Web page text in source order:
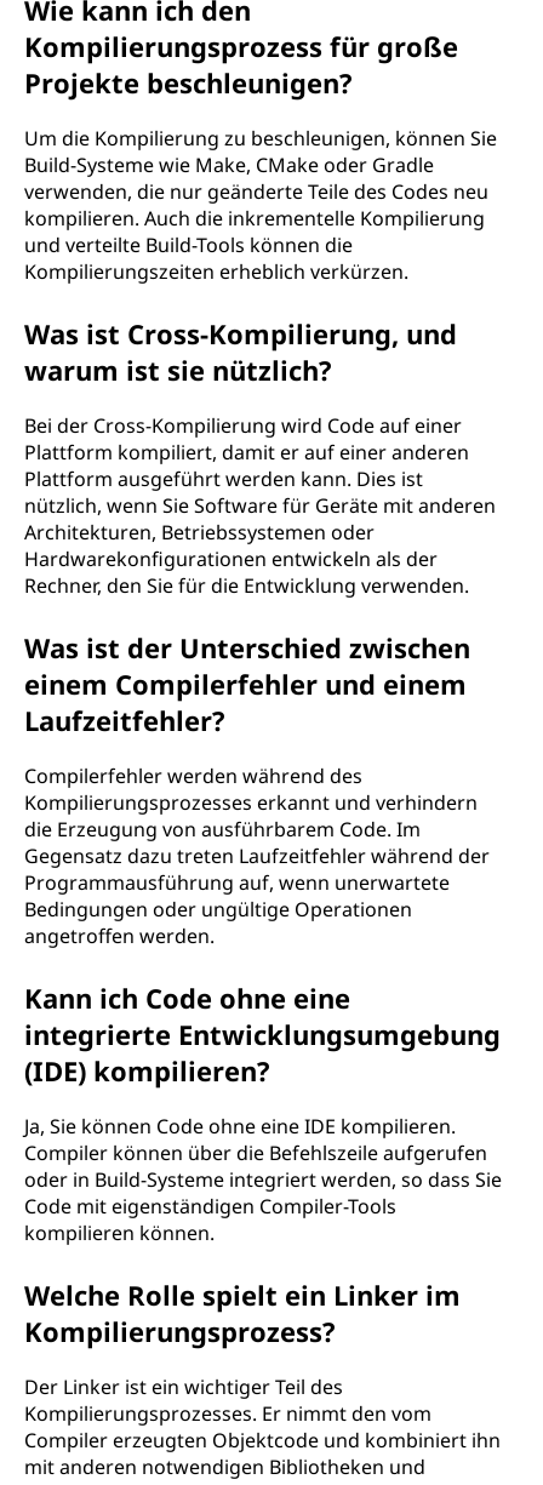
Wie kann ich den
Kompilierungsprozess für große
Projekte beschleunigen?
Um die Kompilierung zu beschleunigen, können Sie
Build-Systeme wie Make, CMake oder Gradle
verwenden, die nur geänderte Teile des Codes neu
kompilieren. Auch die inkrementelle Kompilierung
und verteilte Build-Tools können die
Kompilierungszeiten erheblich verkürzen.
Was ist Cross-Kompilierung, und
warum ist sie nützlich?
Bei der Cross-Kompilierung wird Code auf einer
Plattform kompiliert, damit er auf einer anderen
Plattform ausgeführt werden kann. Dies ist
nützlich, wenn Sie Software für Geräte mit anderen
Architekturen, Betriebssystemen oder
Hardwarekonfigurationen entwickeln als der
Rechner, den Sie für die Entwicklung verwenden.
Was ist der Unterschied zwischen
einem Compilerfehler und einem
Laufzeitfehler?
Compilerfehler werden während des
Kompilierungsprozesses erkannt und verhindern
die Erzeugung von ausführbarem Code. Im
Gegensatz dazu treten Laufzeitfehler während der
Programmausführung auf, wenn unerwartete
Bedingungen oder ungültige Operationen
angetroffen werden.
Kann ich Code ohne eine
integrierte Entwicklungsumgebung
(IDE) kompilieren?
Ja, Sie können Code ohne eine IDE kompilieren.
Compiler können über die Befehlszeile aufgerufen
oder in Build-Systeme integriert werden, so dass Sie
Code mit eigenständigen Compiler-Tools
kompilieren können.
Welche Rolle spielt ein Linker im
Kompilierungsprozess?
Der Linker ist ein wichtiger Teil des
Kompilierungsprozesses. Er nimmt den vom
Compiler erzeugten Objektcode und kombiniert ihn
mit anderen notwendigen Bibliotheken und